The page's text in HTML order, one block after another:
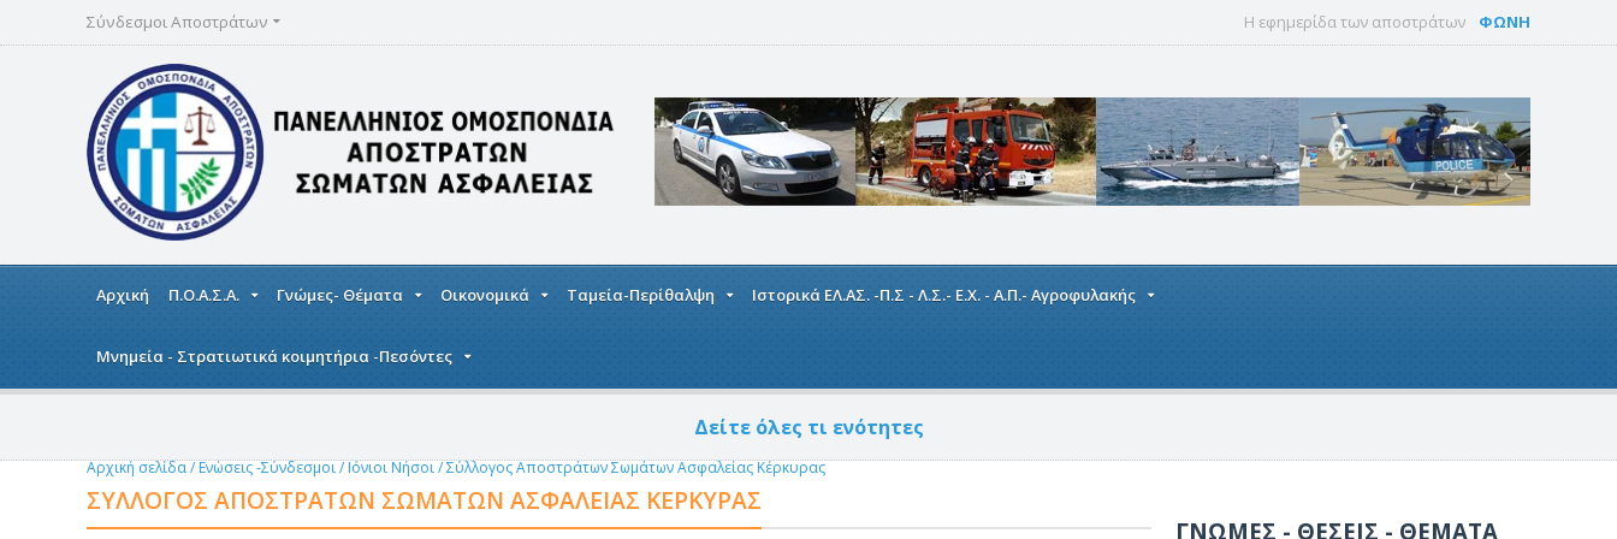
Η εφημερίδα των αποστράτων ΦΩΝΗ
Σύνδεσμοι Αποστράτων
Αρχική Π.Ο.Α.Σ.Α. Γνώμες- Θέματα Οικονομικά Ταμεία-Περίθαλψη Ιστορικά ΕΛ.ΑΣ. -Π.Σ - Λ.Σ.- Ε.Χ. - Α.Π.- Αγροφυλακής
Μνημεία - Στρατιωτικά κοιμητήρια -Πεσόντες
Δείτε όλες τι ενότητες
Αρχική σελίδα/Ενώσεις -Σύνδεσμοι/Ιόνιοι Νήσοι/Σύλλογος Αποστράτων Σωμάτων Ασφαλείας Κέρκυρας
ΣΎΛΛΟΓΟΣ ΑΠΟΣΤΡΆΤΩΝ ΣΩΜΆΤΩΝ ΑΣΦΑΛΕΊΑΣ ΚΈΡΚΥΡΑΣ
ΓΝΩΜΕΣ - ΘΕΣΕΙΣ - ΘΕΜΑΤΑ